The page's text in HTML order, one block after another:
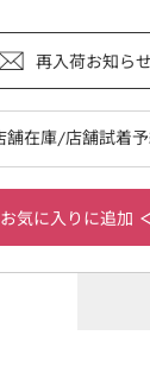
お気に入りに追加